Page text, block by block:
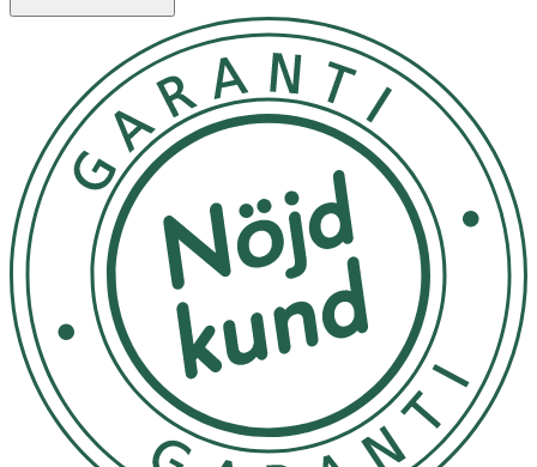
Cetearyl Alcohol, Glyceryl Stearate, Glycerin, PEG-100
Stearate, Phenoxyethanol, Stearic Acid, Parfum
(Fragrance), Olea Europaea (Olive) Fruit Oil, Dimethicone,
Prunus Amygdalus Dulcis (Sweet Almond) Oil,
Chlorphenesin, Polyquaternium-22, Carbomer,
Butyrospermum Parkii (Shea) Butter, Sodium Hydroxide,
Fragaria Chiloensis (Strawberry) Fruit Extract, Tocopheryl
Acetate, Sodium Hyaluronate, C13-16 Isoparaffin,
Laureth-25, Benzyl Benzoate, Linalool, CI 14700 (FD&C
Red 4), CI 17200 (D&C Red 33). Outer Lotion: Aqua
(Water), Propylene Glycol, Glycerin, Phenoxyethanol,
Acrylates/C10-30 Alkyl Acrylate Crosspolymer, Caprylyl
Glycol, Sodium Hydroxide, Sodium Hyaluronate.